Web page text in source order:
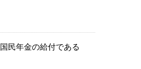
民年金の給付である